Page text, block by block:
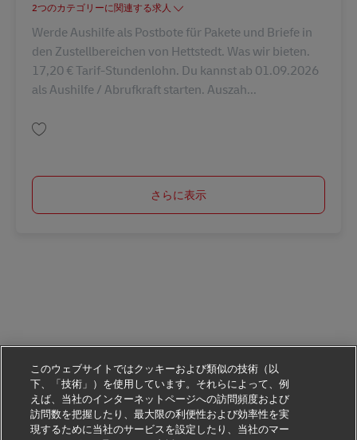
2つのカテゴリーに関連する求人
Werde Aushilfe als Postbote für Pakete und Briefe in
den Zustellbereichen von Hettstedt. Was wir bieten.
17,20 € Tarif-Stundenlohn. Du kannst ab 01.09.2026
als Aushilfe / Abrufkraft starten. Auszah...
さらに表示
このウェブサイトではクッキーおよび類似の技術（以
下、「技術」）を使用しています。それらによって、例
えば、当社のインターネットページへの訪問頻度および
訪問数を把握したり、最大限の利便性および効率性を実
現するために当社のサービスを設定したり、当社のマー